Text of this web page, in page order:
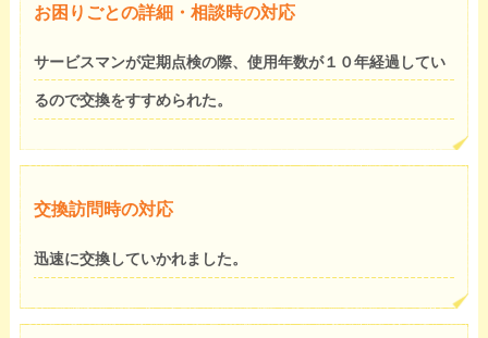
お困りごとの詳細・相談時の対応
サービスマンが定期点検の際、使用年数が１０年経過してい
るので交換をすすめられた。
交換訪問時の対応
迅速に交換していかれました。